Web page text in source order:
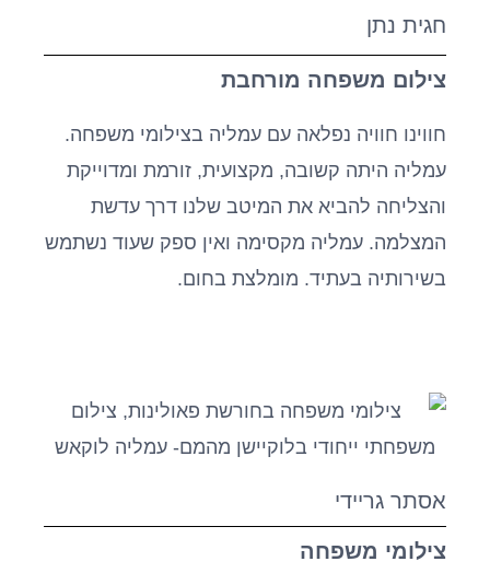
חגית נתן
צילום משפחה מורחבת
חווינו חוויה נפלאה עם עמליה בצילומי משפחה.
עמליה היתה קשובה, מקצועית, זורמת ומדוייקת
והצליחה להביא את המיטב שלנו דרך עדשת
המצלמה. עמליה מקסימה ואין ספק שעוד נשתמש
בשירותיה בעתיד. מומלצת בחום.
אסתר גריידי
צילומי משפחה